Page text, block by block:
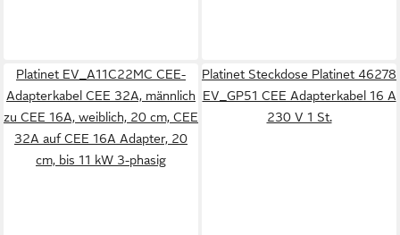
Platinet EV_A11C22MC CEE-
Adapterkabel CEE 32A, männlich
zu CEE 16A, weiblich, 20 cm, CEE
32A auf CEE 16A Adapter, 20
cm, bis 11 kW 3-phasig
Platinet Steckdose Platinet 46278
EV_GP51 CEE Adapterkabel 16 A
230 V 1 St.